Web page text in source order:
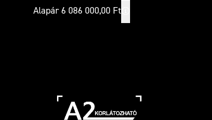
Alapár 6 086 000,00 Ft